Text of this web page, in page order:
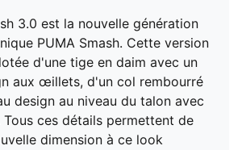
3.0 est la nouvelle génération
PUMA Smash. Cette version
d'une tige en daim avec un
aux œillets, d'un col rembourré
design au niveau du talon avec
Tous ces détails permettent de
dimension à ce look